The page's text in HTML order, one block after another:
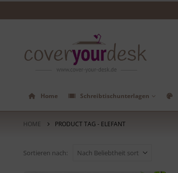
Home Schreibtischunterlagen
HOME PRODUCT TAG - ELEFANT
Sortieren nach: